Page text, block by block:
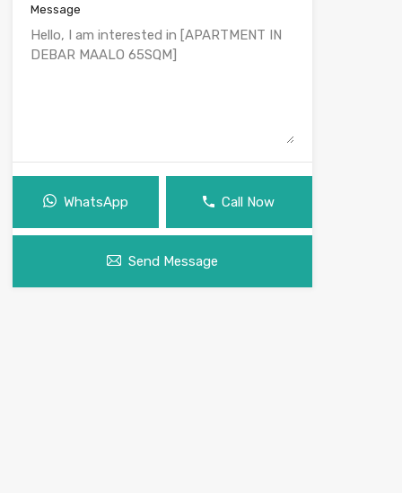
Message
WhatsApp Call Now
Send Message